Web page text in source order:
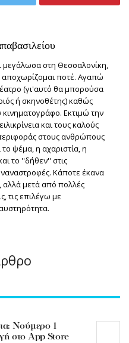
μεγάλωσα στη Θεσσαλονίκη,
αποχωρίζομαι ποτέ. Αγαπώ
(γι'αυτό θα μπορούσα
ή σκηνοθέτης) καθώς
κινηματογράφο. Εκτιμώ την
και τους καλούς
στους ανθρώπους
το ψέμα, η αχαριστία, η
το ''δήθεν'' στις
Κάποτε έκανα
αλλά μετά από πολλές
τις επιλέγω με
Νούμερο 1
στο App Store